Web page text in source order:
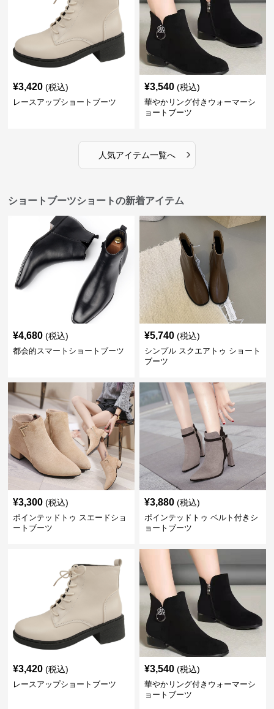
¥3,420 (税込)
レースアップショートブーツ
¥3,540 (税込)
華やかリング付きウォーマーシ
ョートブーツ
人気アイテム一覧へ ›
ショートブーツショートの新着アイテム
¥4,680 (税込)
都会的スマートショートブーツ
¥5,740 (税込)
シンプル スクエアトゥ ショート
ブーツ
¥3,300 (税込)
ポインテッドトゥ スエードショ
ートブーツ
¥3,880 (税込)
ポインテッドトゥ ベルト付きシ
ョートブーツ
¥3,420 (税込)
レースアップショートブーツ
¥3,540 (税込)
華やかリング付きウォーマーシ
ョートブーツ